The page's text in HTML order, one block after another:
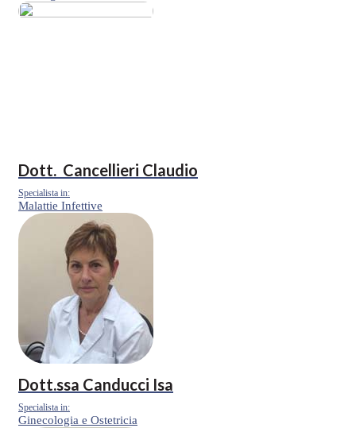
Dott. Cancellieri Claudio
Specialista in:
Malattie Infettive
Dott.ssa Canducci Isa
Specialista in:
Ginecologia e Ostetricia